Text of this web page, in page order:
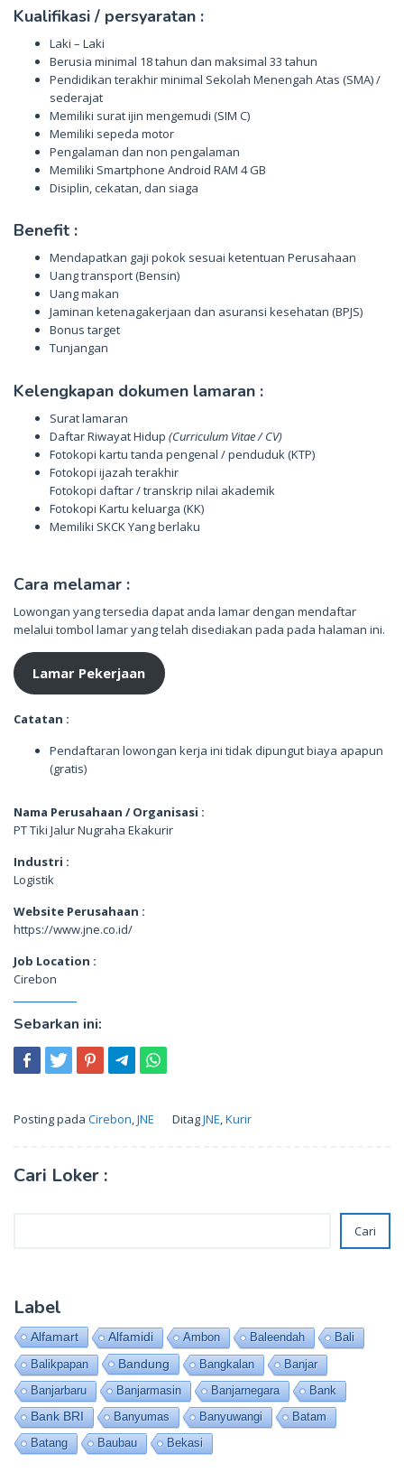
Kualifikasi / persyaratan :
Laki – Laki
Berusia minimal 18 tahun dan maksimal 33 tahun
Pendidikan terakhir minimal Sekolah Menengah Atas (SMA) /
sederajat
Memiliki surat ijin mengemudi (SIM C)
Memiliki sepeda motor
Pengalaman dan non pengalaman
Memiliki Smartphone Android RAM 4 GB
Disiplin, cekatan, dan siaga
Benefit :
Mendapatkan gaji pokok sesuai ketentuan Perusahaan
Uang transport (Bensin)
Uang makan
Jaminan ketenagakerjaan dan asuransi kesehatan (BPJS)
Bonus target
Tunjangan
Kelengkapan dokumen lamaran :
Surat lamaran
Daftar Riwayat Hidup (Curriculum Vitae / CV)
Fotokopi kartu tanda pengenal / penduduk (KTP)
Fotokopi ijazah terakhir
Fotokopi daftar / transkrip nilai akademik
Fotokopi Kartu keluarga (KK)
Memiliki SKCK Yang berlaku
Cara melamar :
Lowongan yang tersedia dapat anda lamar dengan mendaftar
melalui tombol lamar yang telah disediakan pada pada halaman ini.
Lamar Pekerjaan
Catatan :
Pendaftaran lowongan kerja ini tidak dipungut biaya apapun
(gratis)
Nama Perusahaan / Organisasi :
PT Tiki Jalur Nugraha Ekakurir
Industri :
Logistik
Website Perusahaan :
https://www.jne.co.id/
Job Location :
Cirebon
Sebarkan ini:
Posting pada Cirebon,JNE DitagJNE,Kurir
Cari Loker :
Cari
Label
Alfamart Alfamidi Ambon Baleendah
Bali
Balikpapan
Bandung Bangkalan
Banjar
Banjarbaru
Banjarmasin Banjarnegara
Bank
Bank BRI
Banyumas Banyuwangi
Batam
Batang
Baubau Bekasi